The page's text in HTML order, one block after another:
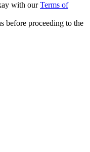
with ourTerms of
before proceeding to the